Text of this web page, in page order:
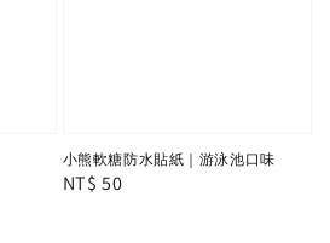
小熊軟糖防水貼紙｜游泳池口味
Regular
NT$ 50